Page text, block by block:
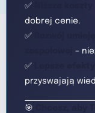
✅
Niższe
dobrej cenie.
✅
Rozwój
–
✅
Lepsze
przyswajają
🎯
Chcesz, aby